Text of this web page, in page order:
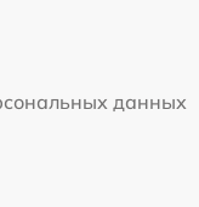
данных